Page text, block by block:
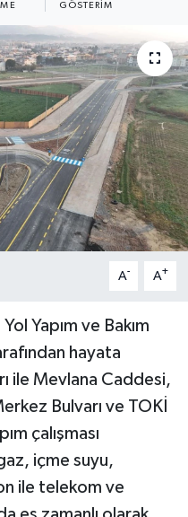
GÖSTERIM
A- A+
Yapım ve Bakım
hayata
ile Mevlana Caddesi,
Bulvarı ve TOKİ
çalışması
içme suyu,
ile telekom ve